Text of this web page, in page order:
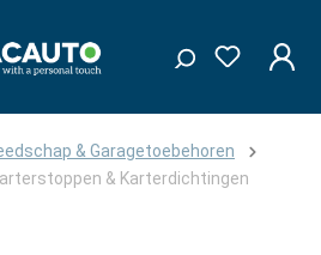
& Garagetoebehoren
& Karterdichtingen